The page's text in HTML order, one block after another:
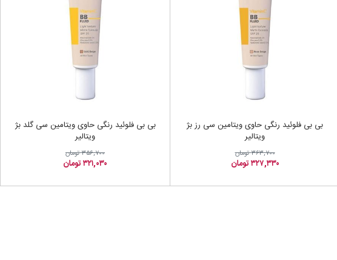
بی بی فلوئید رنگی حاوی ویتامین سی رز بژ
ویتالیر
۳۶۳,۷۰۰ تومان
۳۲۷,۳۳۰ تومان
بی بی فلوئید رنگی حاوی ویتامین سی گلد بژ
ویتالیر
۳۵۶,۷۰۰ تومان
۳۲۱,۰۳۰ تومان